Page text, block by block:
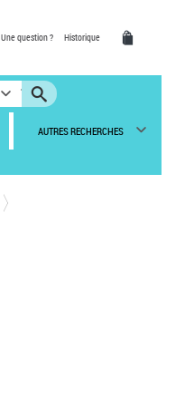
Une question ? Historique
AUTRES RECHERCHES